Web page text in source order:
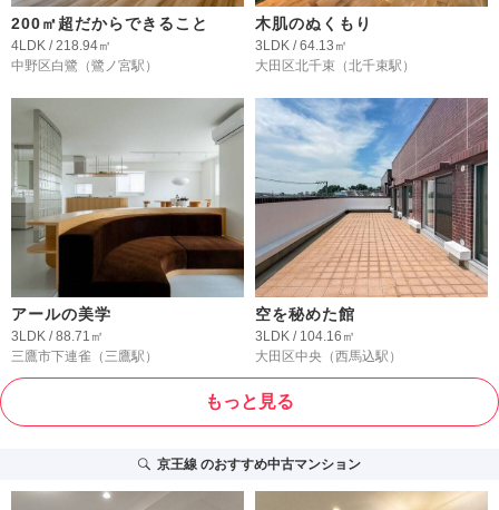
200㎡超だからできること
4LDK / 218.94㎡
中野区白鷺 （鷺ノ宮駅）
木肌のぬくもり
3LDK / 64.13㎡
大田区北千束 （北千束駅）
アールの美学
3LDK / 88.71㎡
三鷹市下連雀 （三鷹駅）
空を秘めた館
3LDK / 104.16㎡
大田区中央 （西馬込駅）
もっと見る
京王線のおすすめ中古マンション